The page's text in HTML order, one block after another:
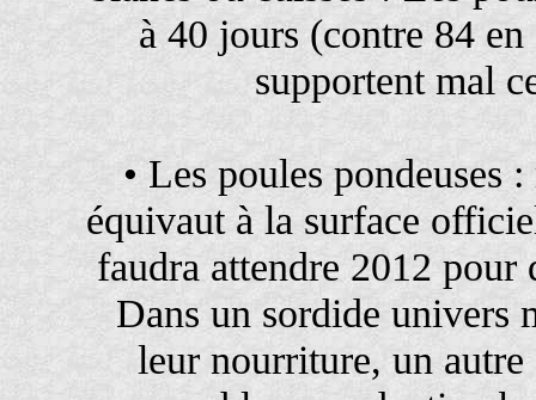
à 40 jours (contre 84
supportent mal
• Les poules pondeuses
équivaut à la surface
faudra attendre 2012 pour
Dans un sordide univers
leur nourriture, un